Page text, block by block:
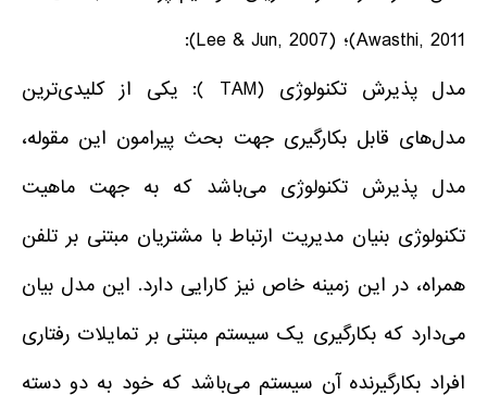
Awasthi, 2011)؛ (Lee & Jun, 2007):
مدل پذیرش تکنولوژی (TAM ): یکی از کلیدی‌ترین
مدل‌های قابل بکارگیری جهت بحث پیرامون این مقوله،
مدل پذیرش تکنولوژی می‌باشد که به جهت ماهیت
تکنولوژی بنیان مدیریت ارتباط با مشتریان مبتنی بر تلفن
همراه، در این زمینه خاص نیز کارایی دارد. این مدل بیان
می‌دارد که بکارگیری یک سیستم مبتنی بر تمایلات رفتاری
افراد بکارگیرنده آن سیستم می‌باشد که خود به دو دسته